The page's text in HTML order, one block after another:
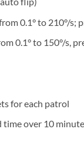
0.1° to 210°/s;
0.1° to 150°/s,
for each patrol
over 10